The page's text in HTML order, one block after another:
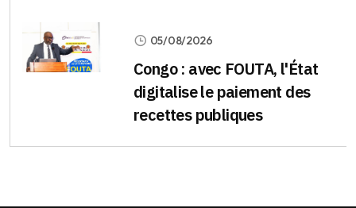
05/08/2026
Congo : avec FOUTA, l'État
digitalise le paiement des
recettes publiques